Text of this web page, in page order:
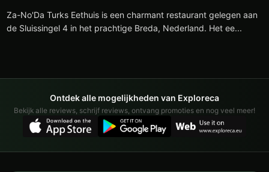
Za-No'Da Turks Eethuis is een charmant restaurant gelegen aan
de Sluissingel 4 in het prachtige Breda, Nederland. Het ee...
Ontdek alle mogelijkheden van Exploreca
Bekijk alle reviews, schrijf reviews, ontvang promoties en nog veel meer!